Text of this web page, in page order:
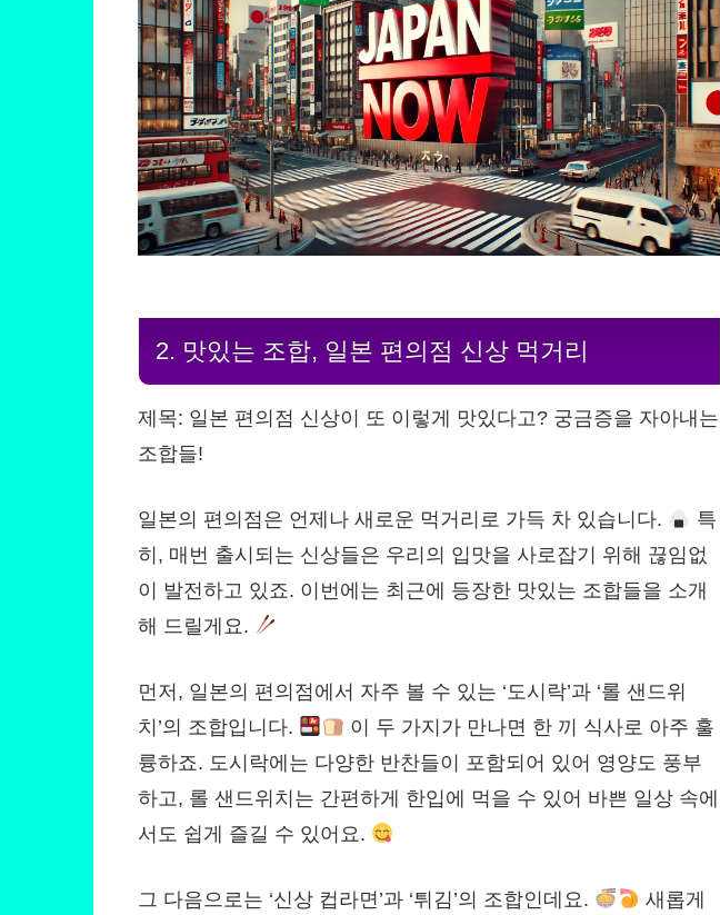
2. 맛있는 조합, 일본 편의점 신상 먹거리
제목: 일본 편의점 신상이 또 이렇게 맛있다고? 궁금증을 자아내는
조합들!
일본의 편의점은 언제나 새로운 먹거리로 가득 차 있습니다.
특
히, 매번 출시되는 신상들은 우리의 입맛을 사로잡기 위해 끊임없
이 발전하고 있죠. 이번에는 최근에 등장한 맛있는 조합들을 소개
해 드릴게요.
먼저, 일본의 편의점에서 자주 볼 수 있는 ‘도시락’과 ‘롤 샌드위
치’의 조합입니다.
이 두 가지가 만나면 한 끼 식사로 아주 훌
륭하죠. 도시락에는 다양한 반찬들이 포함되어 있어 영양도 풍부
하고, 롤 샌드위치는 간편하게 한입에 먹을 수 있어 바쁜 일상 속에
서도 쉽게 즐길 수 있어요.
그 다음으로는 ‘신상 컵라면’과 ‘튀김’의 조합인데요. 새롭게